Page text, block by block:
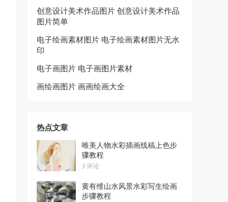
创意设计美术作品图片 创意设计美术作品
图片简单
电子绘画素材图片 电子绘画素材图片无水
印
电子画图片 电子画图片素材
画绘画图片 画画绘画大全
热点文章
唯美人物水彩插画线稿上色步
骤教程
3 评论
黄有维山水风景水彩写生绘画
步骤教程